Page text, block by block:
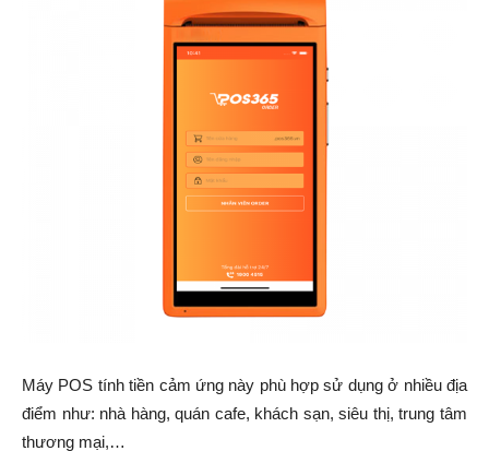
Máy POS tính tiền cảm ứng này phù hợp sử dụng ở nhiều địa
điểm như: nhà hàng, quán cafe, khách sạn, siêu thị, trung tâm
thương mại,…